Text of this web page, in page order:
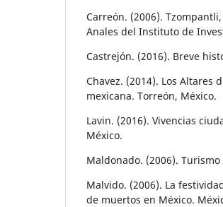
Carreón. (2006).
Anales del Instituto de
Castrejón. (2016). Breve
Chavez. (2014). Los
mexicana. Torreón, México.
Lavin. (2016). Vivencias
México.
Maldonado. (2006).
Malvido. (2006). La
de muertos en México.